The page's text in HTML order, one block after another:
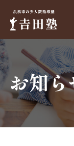
お知